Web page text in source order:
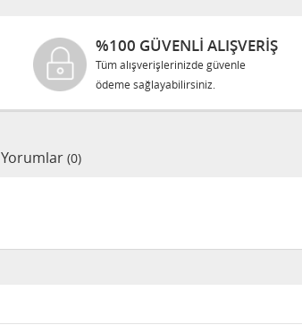
%100 GÜVENLİ ALIŞVERİŞ
Tüm alışverişlerinizde güvenle
ödeme sağlayabilirsiniz.
Yorumlar (0)